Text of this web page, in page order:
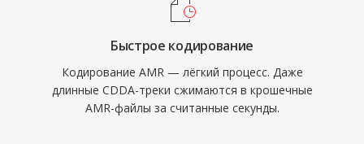
Быстрое кодирование
Кодирование AMR — лёгкий процесс. Даже
длинные CDDA-треки сжимаются в крошечные
AMR-файлы за считанные секунды.